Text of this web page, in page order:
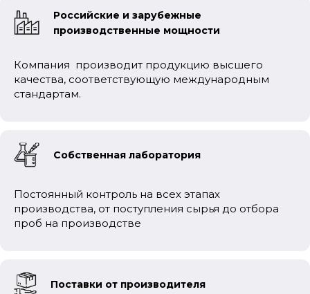
Российские и зарубежные
производственные мощности
Компания производит продукцию высшего
качества, соответствующую международным
стандартам.
Собственная лаборатория
Постоянный контроль на всех этапах
производства, от поступления сырья до отбора
проб на производстве
Поставки от производителя